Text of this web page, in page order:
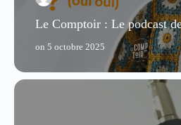
Le Comptoir : Le podcast
on 5 octobre 2025